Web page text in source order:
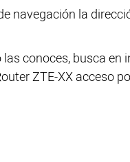
navegación la
conoces, busca
ZTE-XX acceso